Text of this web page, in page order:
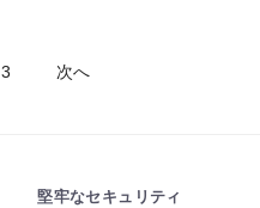
3 次へ
堅牢なセキュリティ